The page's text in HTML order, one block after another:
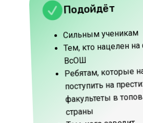
Подойдёт
Сильным ученикам
Тем, кто нацелен
ВсОШ
Ребятам, которые
поступить на
факультеты в
страны